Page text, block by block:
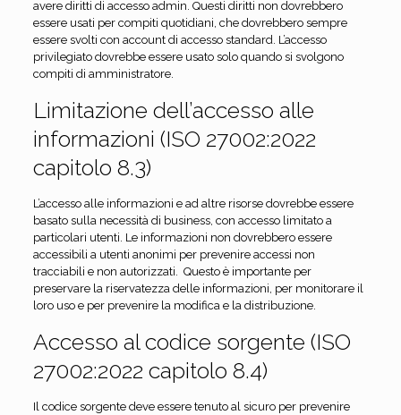
avere diritti di accesso admin. Questi diritti non dovrebbero
essere usati per compiti quotidiani, che dovrebbero sempre
essere svolti con account di accesso standard. L’accesso
privilegiato dovrebbe essere usato solo quando si svolgono
compiti di amministratore.
Limitazione dell’accesso alle
informazioni (ISO 27002:2022
capitolo 8.3)
L’accesso alle informazioni e ad altre risorse dovrebbe essere
basato sulla necessità di business, con accesso limitato a
particolari utenti. Le informazioni non dovrebbero essere
accessibili a utenti anonimi per prevenire accessi non
tracciabili e non autorizzati. Questo è importante per
preservare la riservatezza delle informazioni, per monitorare il
loro uso e per prevenire la modifica e la distribuzione.
Accesso al codice sorgente (ISO
27002:2022 capitolo 8.4)
Il codice sorgente deve essere tenuto al sicuro per prevenire